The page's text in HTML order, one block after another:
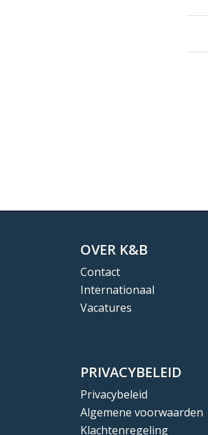
OVER K&B
Contact
Internationaal
Vacatures
PRIVACYBELEID
Privacybeleid
Algemene voorwaarden
Klachtenregeling